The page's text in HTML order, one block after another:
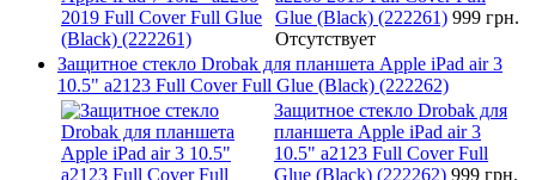
Glue (Black) (222261) 999 грн.
Отсутствует
Защитное стекло Drobak для планшета Apple iPad air 3
10.5" a2123 Full Cover Full Glue (Black) (222262)
Защитное стекло Drobak для
планшета Apple iPad air 3
10.5" a2123 Full Cover Full
Glue (Black) (222262) 999 грн.